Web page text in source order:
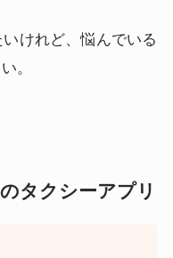
けれど、悩んでいる
。
タクシーアプリ